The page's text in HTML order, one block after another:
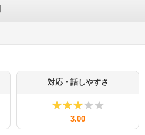
対応・話しやすさ
★★★★★
★★★★★
3.00